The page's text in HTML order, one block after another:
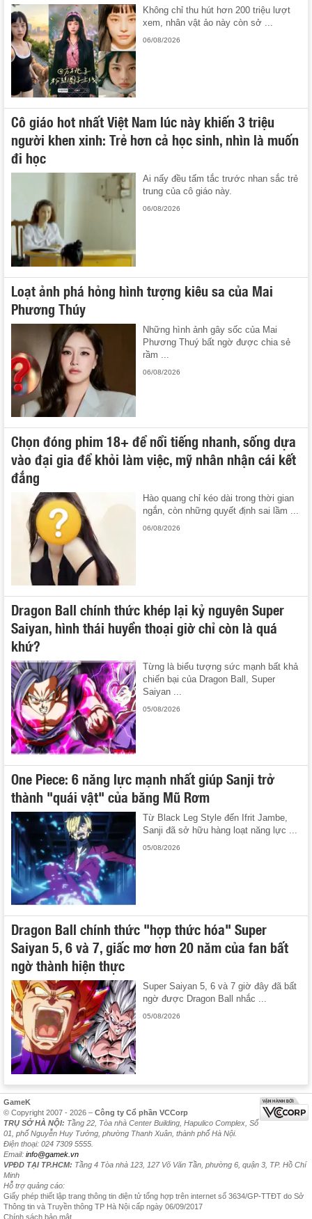
Không chỉ thu hút hơn 200 triệu lượt
xem, nhân vật ảo này còn sở ...
06/08/2026
Cô giáo hot nhất Việt Nam lúc này khiến 3 triệu
người khen xinh: Trẻ hơn cả học sinh, nhìn là muốn
đi học
Ai nấy đều tấm tắc trước nhan sắc trẻ
trung của cô giáo này.
06/08/2026
Loạt ảnh phá hỏng hình tượng kiêu sa của Mai
Phương Thúy
Những hình ảnh gây sốc của Mai
Phương Thuý bất ngờ được chia sẻ
rầm ...
06/08/2026
Chọn đóng phim 18+ để nổi tiếng nhanh, sống dựa
vào đại gia để khỏi làm việc, mỹ nhân nhận cái kết
đắng
Hào quang chỉ kéo dài trong thời gian
ngắn, còn những quyết định sai lầm ...
06/08/2026
Dragon Ball chính thức khép lại kỷ nguyên Super
Saiyan, hình thái huyền thoại giờ chỉ còn là quá
khứ?
Từng là biểu tượng sức mạnh bất khả
chiến bại của Dragon Ball, Super
Saiyan ...
05/08/2026
One Piece: 6 năng lực mạnh nhất giúp Sanji trở
thành "quái vật" của băng Mũ Rơm
Từ Black Leg Style đến Ifrit Jambe,
Sanji đã sở hữu hàng loạt năng lực ...
05/08/2026
Dragon Ball chính thức "hợp thức hóa" Super
Saiyan 5, 6 và 7, giấc mơ hơn 20 năm của fan bất
ngờ thành hiện thực
Super Saiyan 5, 6 và 7 giờ đây đã bất
ngờ được Dragon Ball nhắc ...
05/08/2026
GameK
© Copyright 2007 - 2026 – Công ty Cổ phần VCCorp
TRỤ SỞ HÀ NỘI: Tầng 22, Tòa nhà Center Building, Hapulico Complex, Số
01, phố Nguyễn Huy Tưởng, phường Thanh Xuân, thành phố Hà Nội.
Điện thoại: 024 7309 5555.
Email: info@gamek.vn
VPĐD TẠI TP.HCM: Tầng 4 Tòa nhà 123, 127 Võ Văn Tần, phường 6, quận 3, TP. Hồ Chí
Minh
Hỗ trợ quảng cáo:
Giấy phép thiết lập trang thông tin điện tử tổng hợp trên internet số 3634/GP-TTĐT do Sở
Thông tin và Truyền thông TP Hà Nội cấp ngày 06/09/2017
Chính sách bảo mật